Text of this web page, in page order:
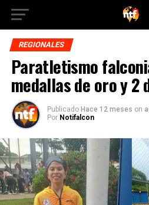
REGIONALES
Paratletismo
medallas de oro y 2
Publicado Hace 12 meses on
Por Notifalcon